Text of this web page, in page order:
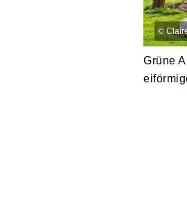
©
Grüne